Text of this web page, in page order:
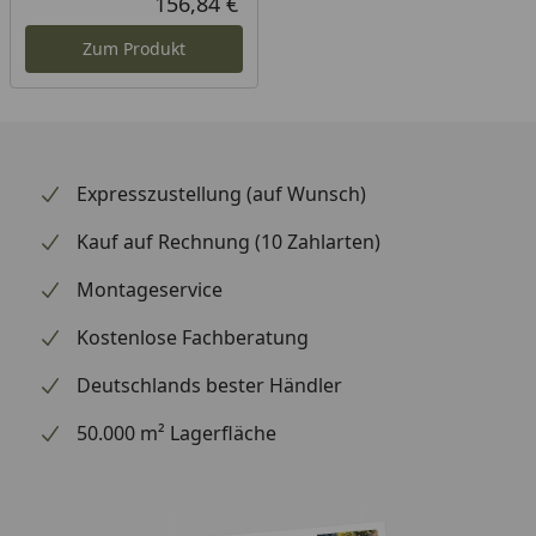
Kristallklares Sicherheitsglas (ESG 3 mm) oder UV-
geschützte Hohlkammerplatten (HKP 6 mm).
Effiziente Dachverglasung: Hohlkammerplatten
Windstabile Verglasung: Stabilität werden auf
voller Länge zwischen Kunststoffleiste und
Gewächshausprofil eingefasst (Seiten) oder ins
Gleichmäßige Sonneneinstrahlung: Leicht
geneigtes Dach für ideale
Inkl. Seitenfenster, Stahlfundamentrahmen (H 6
cm) mit bodentiefer Türschwelle, Regenrinne und
Aktueller Preis
Zum Produkt
Expresszustellung (auf Wunsch)
Kauf auf Rechnung (10 Zahlarten)
Montageservice
Kostenlose Fachberatung
Deutschlands bester Händler
50.000 m² Lagerfläche